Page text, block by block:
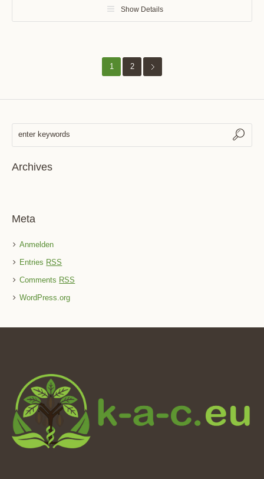
Show Details
1 2
Archives
Meta
Anmelden
Entries RSS
Comments RSS
WordPress.org